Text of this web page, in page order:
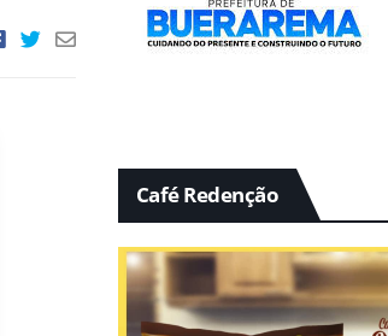
Café Redenção